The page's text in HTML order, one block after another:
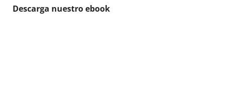
Descarga nuestro ebook